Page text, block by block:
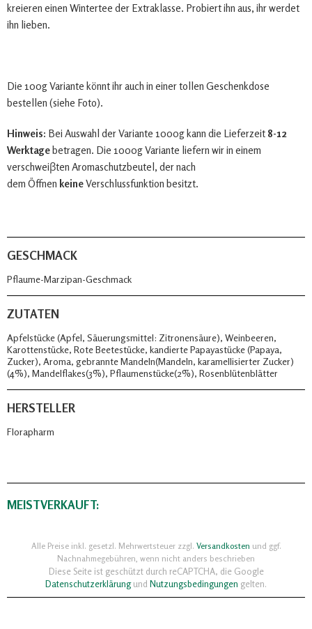
kreieren einen Wintertee der Extraklasse. Probiert ihn aus, ihr werdet
ihn lieben.
Die 100g Variante könnt ihr auch in einer tollen Geschenkdose
bestellen (siehe Foto).
Hinweis: Bei Auswahl der Variante 1000g kann die Lieferzeit 8-12
Werktagebetragen. Die 1000g Variante liefern wir in einem
verschweiβten Aromaschutzbeutel, der nach
dem Öffnen keineVerschlussfunktion besitzt.
GESCHMACK
Pflaume-Marzipan-Geschmack
ZUTATEN
Apfelstücke (Apfel, Säuerungsmittel: Zitronensäure), Weinbeeren,
Karottenstücke, Rote Beetestücke, kandierte Papayastücke (Papaya,
Zucker), Aroma, gebrannte Mandeln(Mandeln, karamellisierter Zucker)
(4%), Mandelflakes(3%), Pflaumenstücke(2%), Rosenblütenblätter
HERSTELLER
Florapharm
MEISTVERKAUFT:
Alle Preise inkl. gesetzl. Mehrwertsteuer zzgl. Versandkosten und ggf.
Nachnahmegebühren, wenn nicht anders beschrieben
Diese Seite ist geschützt durch reCAPTCHA, die Google
Datenschutzerklärungund Nutzungsbedingungen gelten.